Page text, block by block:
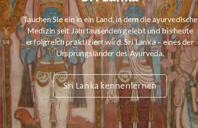
Tauchen Sie ein in ein Land, in dem die ayurvedische
Medizin seit Jahrtausenden gelebt und bis heute
erfolgreich praktiziert wird. Sri Lanka – eines der
Ursprungsländer des Ayurveda.
Sri Lanka kennenlernen